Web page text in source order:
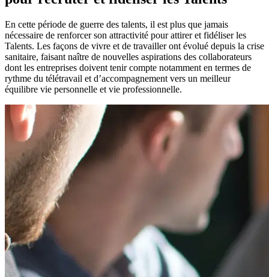
En cette période de guerre des talents, il est plus que jamais
nécessaire de renforcer son attractivité pour attirer et fidéliser les
Talents. Les façons de vivre et de travailler ont évolué depuis la crise
sanitaire, faisant naître de nouvelles aspirations des collaborateurs
dont les entreprises doivent tenir compte notamment en termes de
rythme du télétravail et d’accompagnement vers un meilleur
équilibre vie personnelle et vie professionnelle.